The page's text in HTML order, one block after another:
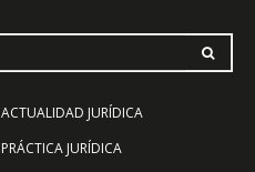
ACTUALIDAD JURÍDICA
PRÁCTICA JURÍDICA